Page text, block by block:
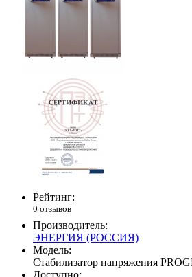
Рейтинг:
0 отзывов
Производитель:
ЭНЕРГИЯ (РОССИЯ)
Модель:
Стабилизатор напряжения
Доступно: